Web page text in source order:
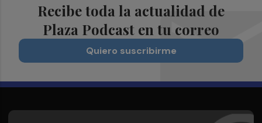
Recibe toda la actualidad de
Plaza Podcast en tu correo
Quiero suscribirme